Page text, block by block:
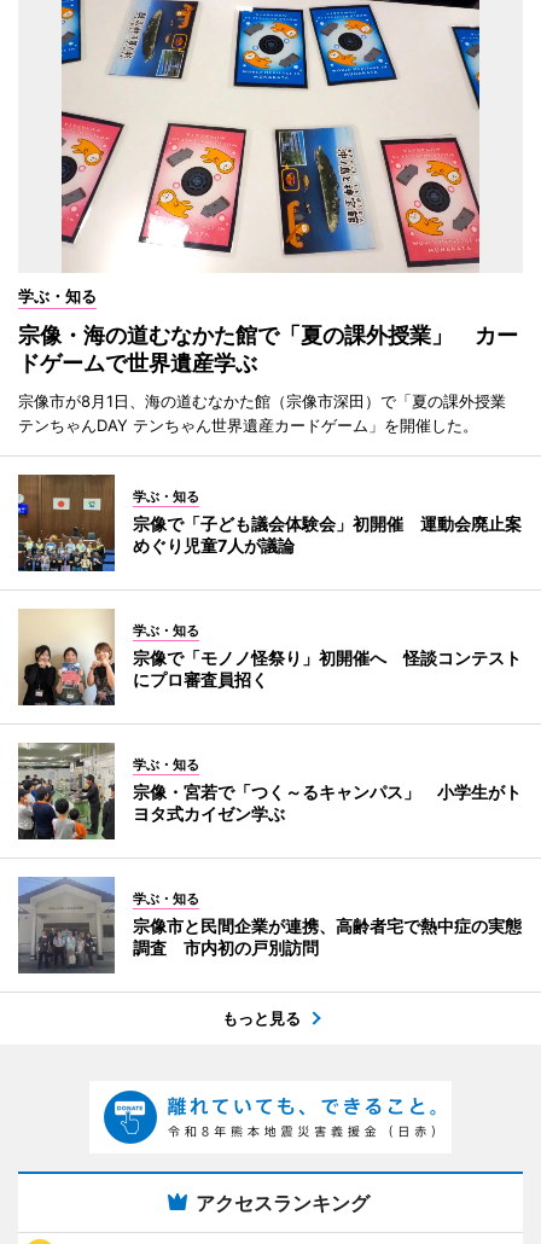
学ぶ・知る
宗像・海の道むなかた館で「夏の課外授業」 カー
ドゲームで世界遺産学ぶ
宗像市が8月1日、海の道むなかた館（宗像市深田）で「夏の課外授業
テンちゃんDAY テンちゃん世界遺産カードゲーム」を開催した。
学ぶ・知る
宗像で「子ども議会体験会」初開催 運動会廃止案
めぐり児童7人が議論
学ぶ・知る
宗像で「モノノ怪祭り」初開催へ 怪談コンテスト
にプロ審査員招く
学ぶ・知る
宗像・宮若で「つく～るキャンパス」 小学生がト
ヨタ式カイゼン学ぶ
学ぶ・知る
宗像市と民間企業が連携、高齢者宅で熱中症の実態
調査 市内初の戸別訪問
もっと見る
アクセスランキング